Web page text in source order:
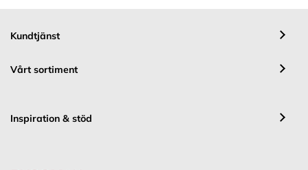
Kundtjänst
Vårt sortiment
Inspiration & stöd